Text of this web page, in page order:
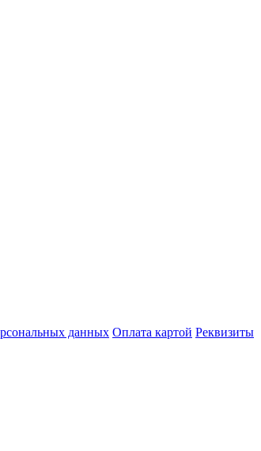
данных Оплата картой Реквизиты